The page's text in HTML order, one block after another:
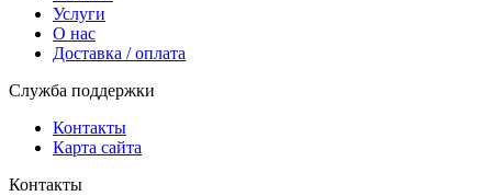
Услуги
О нас
Доставка / оплата
Служба поддержки
Контакты
Карта сайта
Контакты